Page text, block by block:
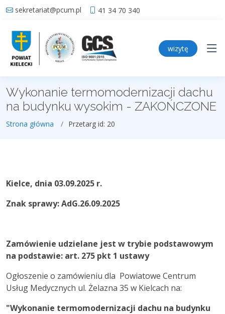
sekretariat@pcum.pl 41 34 70 340
wizytę
Wykonanie termomodernizacji dachu
na budynku wysokim - ZAKOŃCZONE
Strona główna Przetarg id: 20
Kielce, dnia 03.09.2025 r.
Znak sprawy: AdG.26.09.2025
Zamówienie udzielane jest w trybie podstawowym
na podstawie: art. 275 pkt 1 ustawy
Ogłoszenie o zamówieniu dla Powiatowe Centrum
Usług Medycznych ul. Żelazna 35 w Kielcach na:
"Wykonanie termomodernizacji dachu na budynku